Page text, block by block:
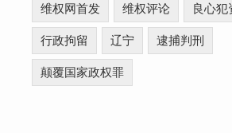
维权网首发 维权评论 良心犯
行政拘留 辽宁 逮捕判刑
颠覆国家政权罪